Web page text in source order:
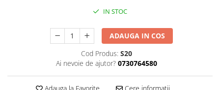
IN STOC
ADAUGA IN COS
Cod Produs: S20
Ai nevoie de ajutor? 0730764580